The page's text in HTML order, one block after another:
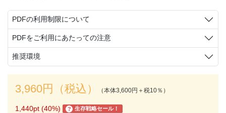
PDFの利用制限について
PDFをご利用にあたっての注意
推奨環境
3,960円（税込） （本体3,600円＋税10％）
1,440pt (40%) ? 生存戦略セール！